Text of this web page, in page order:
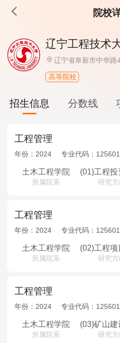
院校
MBA工商管理
院校库 考试报名 招生政策
考试真题
报考经验
MEM工程管理
考试真题
报考经验
院校库 考试报名 招生政策
MPAcc会计专硕
院校库 考试报名 招生政策
考试真题
报考经验 招生
MTA旅游管理
院校库 考试报名 招生政策
考试真题
报考经验 招生
辽宁工程技术
辽宁省阜新市中华路
高等院校
招生信息 分数线
工程管理
年份： 2024 专业代码： 125601
土木工程学院
所属院系 研究方
工程管理
年份： 2024 专业代码： 125601
土木工程学院
所属院系 研究方
工程管理
年份： 2024 专业代码： 125601
土木工程学院
所属院系 研究方